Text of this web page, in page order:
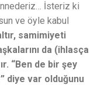
İsteriz ki
ve öyle kabul
samimiyeti
da (ihlasça
“Ben de bir şey
diye var olduğunu